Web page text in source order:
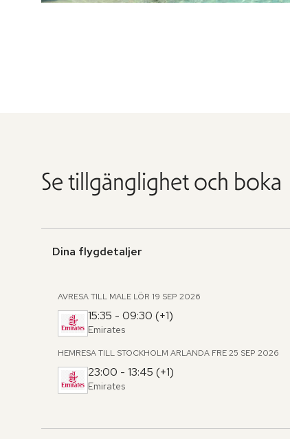
Se tillgänglighet och boka
Dina flygdetaljer
AVRESA TILL MALE LÖR 19 SEP 2026
15:35 - 09:30 (+1)
Emirates
HEMRESA TILL STOCKHOLM ARLANDA FRE 25 SEP 2026
23:00 - 13:45 (+1)
Emirates